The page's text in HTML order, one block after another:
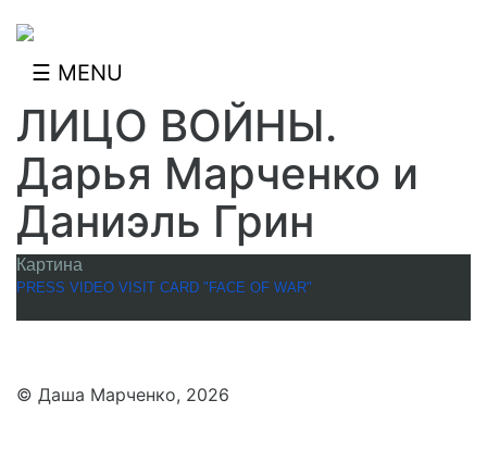
Jump to navigation
☰ MENU
ЛИЦО ВОЙНЫ.
Дарья Марченко и
Даниэль Грин
Картина
PRESS VIDEO VISIT CARD "FACE OF WAR"
© Даша Марченко, 2026